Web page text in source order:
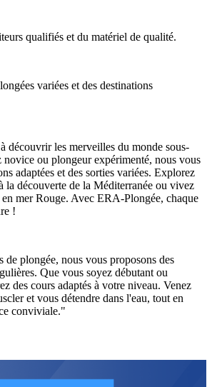
qualifiés et du matériel de qualité.
variées et des destinations
découvrir les merveilles du monde sous-
novice ou plongeur expérimenté, nous vous
adaptées et des sorties variées. Explorez
la découverte de la Méditerranée ou vivez
mer Rouge. Avec ERA-Plongée, chaque
!
de plongée, nous vous proposons des
Que vous soyez débutant ou
des cours adaptés à votre niveau. Venez
et vous détendre dans l'eau, tout en
conviviale."